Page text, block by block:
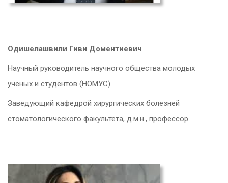
Одишелашвили Гиви Доментиевич
Научный руководитель научного общества молодых
ученых и студентов (НОМУС)
Заведующий кафедрой хирургических болезней
стоматологического факультета, д.м.н., профессор